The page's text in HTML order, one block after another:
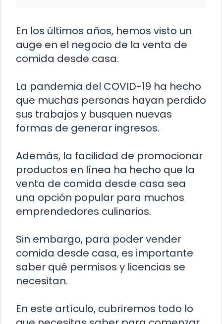
En los últimos años, hemos visto un
auge en el negocio de la venta de
comida desde casa.
La pandemia del COVID-19 ha hecho
que muchas personas hayan perdido
sus trabajos y busquen nuevas
formas de generar ingresos.
Además, la facilidad de promocionar
productos en línea ha hecho que la
venta de comida desde casa sea
una opción popular para muchos
emprendedores culinarios.
Sin embargo, para poder vender
comida desde casa, es importante
saber qué permisos y licencias se
necesitan.
En este artículo, cubriremos todo lo